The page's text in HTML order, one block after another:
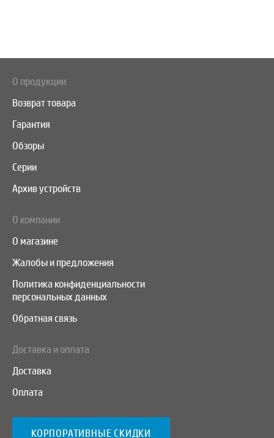
О продукции
Возврат товара
Гарантия
Обзоры
Серии
Архив устройств
О компании
О магазине
Жалобы и предложения
Политика конфиденциальности
персональных данных
Обратная связь
Доставка и оплата
Доставка
Оплата
КОРПОРАТИВНЫЕ СКИДКИ